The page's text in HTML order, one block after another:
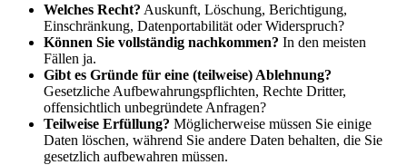
Welches Recht? Auskunft, Löschung, Berichtigung,
Einschränkung, Datenportabilität oder Widerspruch?
Können Sie vollständig nachkommen? In den meisten
Fällen ja.
Gibt es Gründe für eine (teilweise) Ablehnung?
Gesetzliche Aufbewahrungspflichten, Rechte Dritter,
offensichtlich unbegründete Anfragen?
Teilweise Erfüllung? Möglicherweise müssen Sie einige
Daten löschen, während Sie andere Daten behalten, die Sie
gesetzlich aufbewahren müssen.